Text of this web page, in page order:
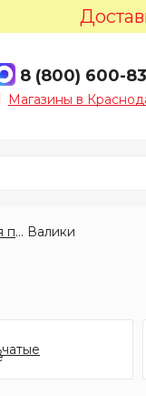
8 (800) 600-
Магазины в
Инструменты для покраски Валики